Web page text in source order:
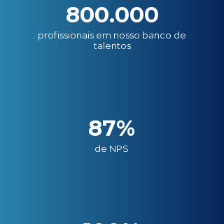
800.000
profissionais em nosso banco de
talentos
87%
de NPS